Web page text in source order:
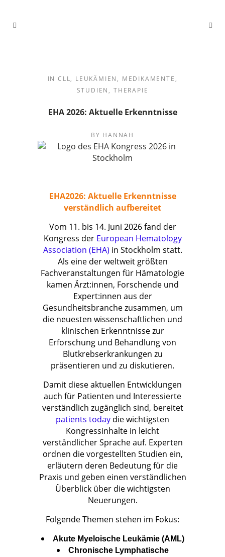
IN CLL, LEUKÄMIEN , MEDIKAMENTE ,
STUDIEN , THERAPIE
EHA 2026: Aktuelle Erkenntnisse
BY HANNAH
EHA2026: Aktuelle Erkenntnisse
verständlich aufbereitet
Vom 11. bis 14. Juni 2026 fand der
Kongress der European Hematology
Association (EHA) in Stockholm statt.
Als eine der weltweit größten
Fachveranstaltungen für Hämatologie
kamen Ärzt:innen, Forschende und
Expert:innen aus der
Gesundheitsbranche zusammen, um
die neuesten wissenschaftlichen und
klinischen Erkenntnisse zur
Erforschung und Behandlung von
Blutkrebserkrankungen zu
präsentieren und zu diskutieren.
Damit diese aktuellen Entwicklungen
auch für Patienten und Interessierte
verständlich zugänglich sind, bereitet
patients today die wichtigsten
Kongressinhalte in leicht
verständlicher Sprache auf. Experten
ordnen die vorgestellten Studien ein,
erläutern deren Bedeutung für die
Praxis und geben einen verständlichen
Überblick über die wichtigsten
Neuerungen.
Folgende Themen stehen im Fokus:
Akute Myeloische Leukämie (AML)
Chronische Lymphatische